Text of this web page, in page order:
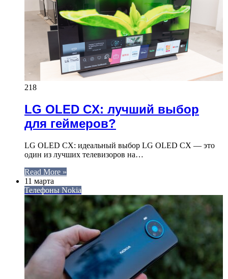
218
LG OLED CX: лучший выбор
для геймеров?
LG OLED CX: идеальный выбор LG OLED CX — это
один из лучших телевизоров на…
Read More »
11 марта
Телефоны Nokia